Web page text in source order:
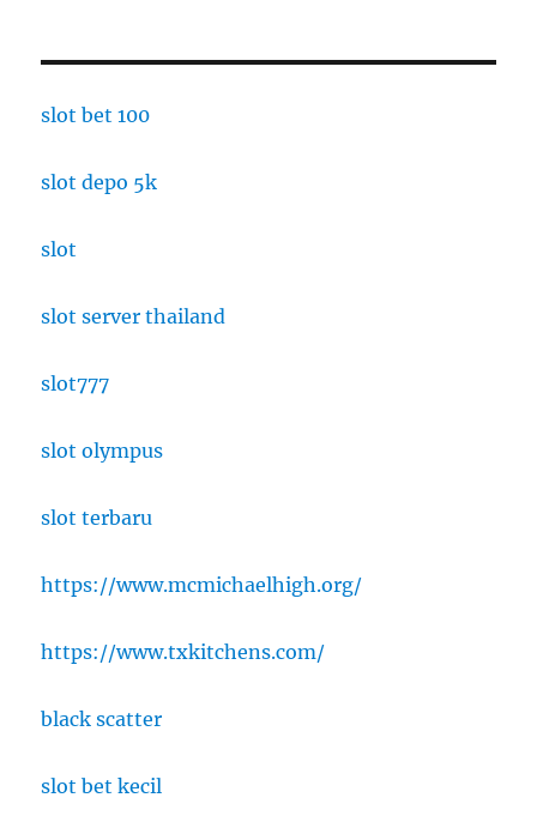
slot bet 100
slot depo 5k
slot
slot server thailand
slot777
slot olympus
slot terbaru
https://www.mcmichaelhigh.org/
https://www.txkitchens.com/
black scatter
slot bet kecil